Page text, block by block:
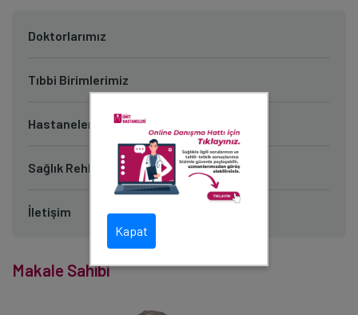
Kapat
Doktorlarımız
Tıbbi Birimlerimiz
Hastanelerimiz
Sağlık Rehberi
İletişim
Makale Sahibi